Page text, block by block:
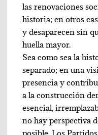
las renovaciones
historia; en otros
y desaparecen sin
huella mayor.
Sea como sea la
separado; en una
presencia y
a la construcción
esencial,
no hay perspectiva